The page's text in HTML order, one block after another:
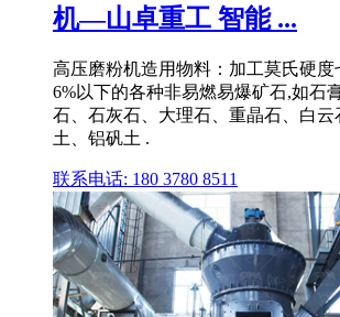
机—山卓重工 智能 ...
高压磨粉机造用物料：加工莫氏硬度
6%以下的各种非易燃易爆矿石,如石
石、石灰石、大理石、重晶石、白
土、铝矾土 .
联系电话: 180 3780 8511